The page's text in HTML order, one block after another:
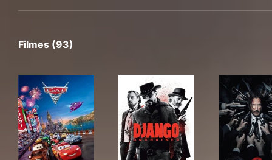
Filmes (93)